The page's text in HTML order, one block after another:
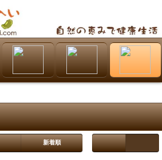
新着順